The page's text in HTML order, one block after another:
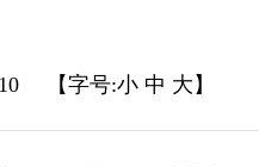
【字号:小 中 大 】